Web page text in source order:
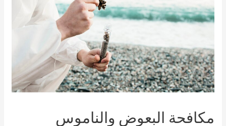
مكافحة البعوض والناموس